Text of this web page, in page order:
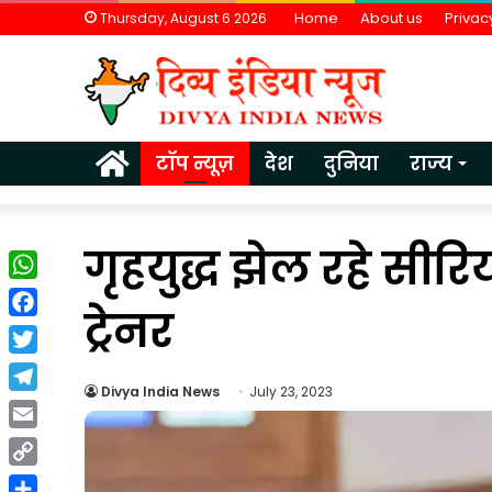
Thursday, August 6 2026 Home About us
Homeटॉप न्यूज़ देश दुनिया राज्य
गृहयुद्ध झेल रहे
ट्रेनर
Divya India News July 23, 2023
वैश्विक
WhatsApp
Facebook
Twitter
Telegram
Email
Copy